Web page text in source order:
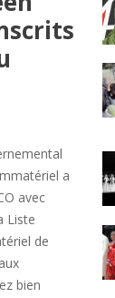
a
avec
Liste
de
bien